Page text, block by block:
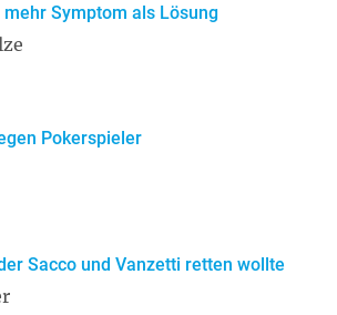
mehr Symptom als Lösung
Pokerspieler
Sacco und Vanzetti retten wollte